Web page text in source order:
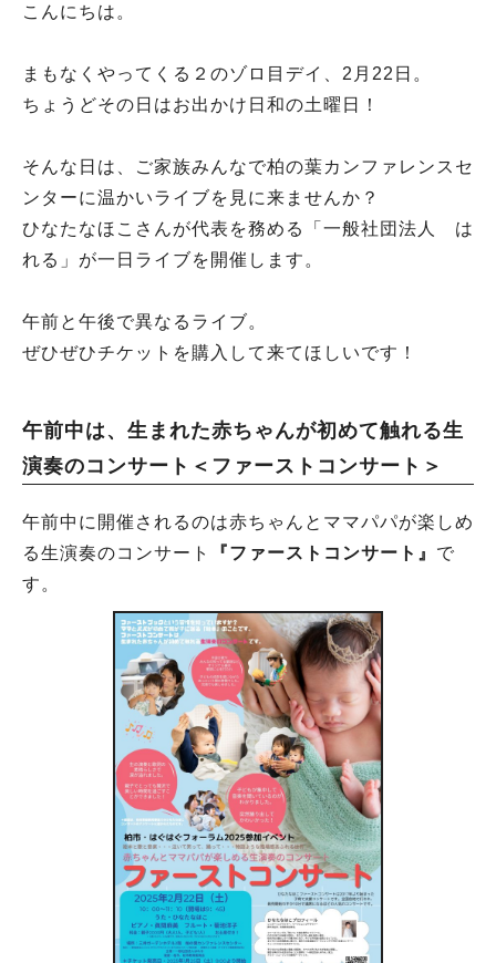
こんにちは。
まもなくやってくる２のゾロ目デイ、2月22日。
ちょうどその日はお出かけ日和の土曜日！
そんな日は、ご家族みんなで柏の葉カンファレンスセ
ンターに温かいライブを見に来ませんか？
ひなたなほこさんが代表を務める「一般社団法人 は
れる」が一日ライブを開催します。
午前と午後で異なるライブ。
ぜひぜひチケットを購入して来てほしいです！
午前中は、生まれた赤ちゃんが初めて触れる生
演奏のコンサート＜ファーストコンサート＞
午前中に開催されるのは赤ちゃんとママパパが楽しめ
る生演奏のコンサート
『ファーストコンサート』 で
す。